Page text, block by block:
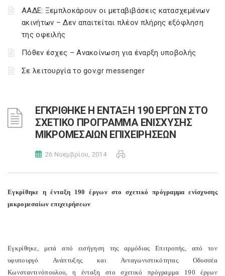
ΑΑΔΕ: Ξεμπλοκάρουν οι μεταβιβάσεις κατασχεμένων
ακινήτων – Δεν απαιτείται πλέον πλήρης εξόφληση
της οφειλής
Πόθεν έσχες – Ανακοίνωση για έναρξη υποβολής
Σε λειτουργία το gov.gr messenger
ΕΓΚΡΙΘΗΚΕ Η ΕΝΤΑΞΗ 190 ΕΡΓΩΝ ΣΤΟ
ΣΧΕΤΙΚΟ ΠΡΟΓΡΑΜΜΑ ΕΝΙΣΧΥΣΗΣ
ΜΙΚΡΟΜΕΣΑΙΩΝ ΕΠΙΧΕΙΡΗΣΕΩΝ
26 Νοεμβρίου, 2014
Εγκρίθηκε η ένταξη 190 έργων στο σχετικό πρόγραμμα ενίσχυσης
μικρομεσαίων επιχειρήσεων
Εγκρίθηκε, μετά από εισήγηση της αρμόδιας Επιτροπής, από τον
υφυπουργό Ανάπτυξης και Ανταγωνιστικότητας Οδυσσέα
Κωνσταντινόπουλου, η ένταξη στο σχετικό πρόγραμμα 190 έργων